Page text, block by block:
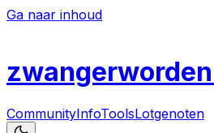
Ga naar inhoud
zwangerworden
CommunityInfoToolsLotgenoten